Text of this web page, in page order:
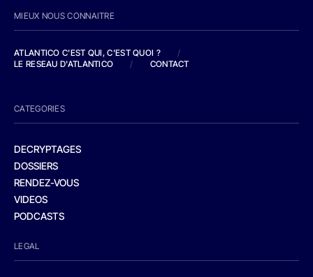
MIEUX NOUS CONNAITRE
ATLANTICO C'EST QUI, C'EST QUOI ?
/
LE RESEAU D'ATLANTICO
/ CONTACT
CATEGORIES
DECRYPTAGES
DOSSIERS
RENDEZ-VOUS
VIDEOS
PODCASTS
LEGAL